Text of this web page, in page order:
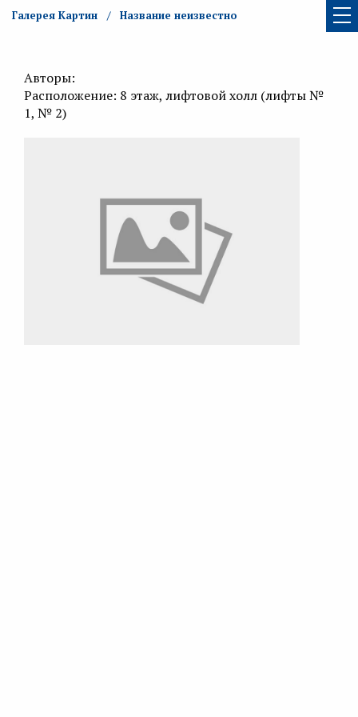
Галерея Картин Название неизвестно
Авторы:
Расположение: 8 этаж, лифтовой холл (лифты №
1, № 2)